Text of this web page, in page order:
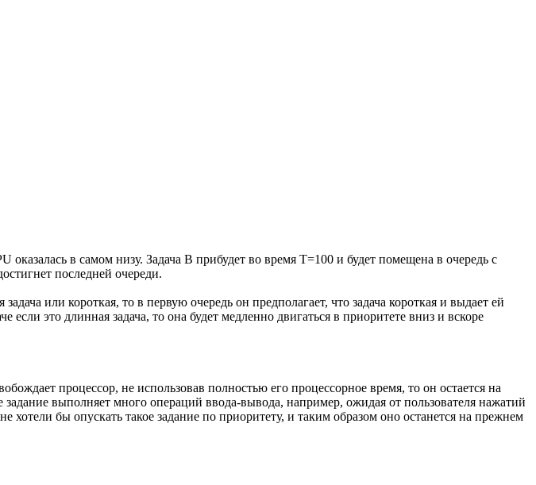
в самом низу. Задача В прибудет во время Т=100 и будет помещена в очередь с
последней очереди.
или короткая, то в первую очередь он предполагает, что задача короткая и выдает ей
это длинная задача, то она будет медленно двигаться в приоритете вниз и вскоре
процессор, не использовав полностью его процессорное время, то он остается на
выполняет много операций ввода-вывода, например, ожидая от пользователя нажатий
бы опускать такое задание по приоритету, и таким образом оно останется на прежнем